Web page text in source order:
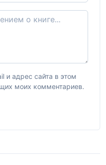
и адрес сайта в этом
моих комментариев.